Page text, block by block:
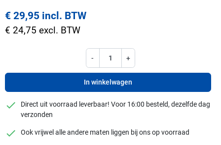
€ 29,95 incl. BTW
€ 24,75 excl. BTW
- +
In winkelwagen
checkmark
Direct uit voorraad leverbaar! Voor 16:00 besteld, dezelfde dag
verzonden
checkmark
Ook vrijwel alle andere maten liggen bij ons op voorraad